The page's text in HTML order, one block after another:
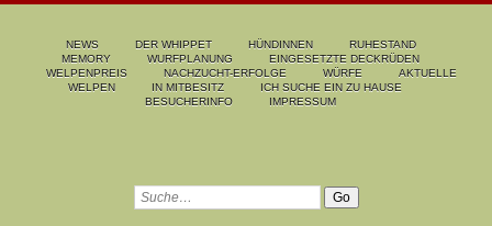
NEWS DER WHIPPET HÜNDINNEN
RUHESTAND
MEMORY
WURFPLANUNG
EINGESETZTE DECKRÜDEN
WELPENPREIS
NACHZUCHT-ERFOLGE WÜRFE
AKTUELLE
WELPEN
IN MITBESITZ
ICH SUCHE EIN ZU HAUSE
BESUCHERINFO
IMPRESSUM